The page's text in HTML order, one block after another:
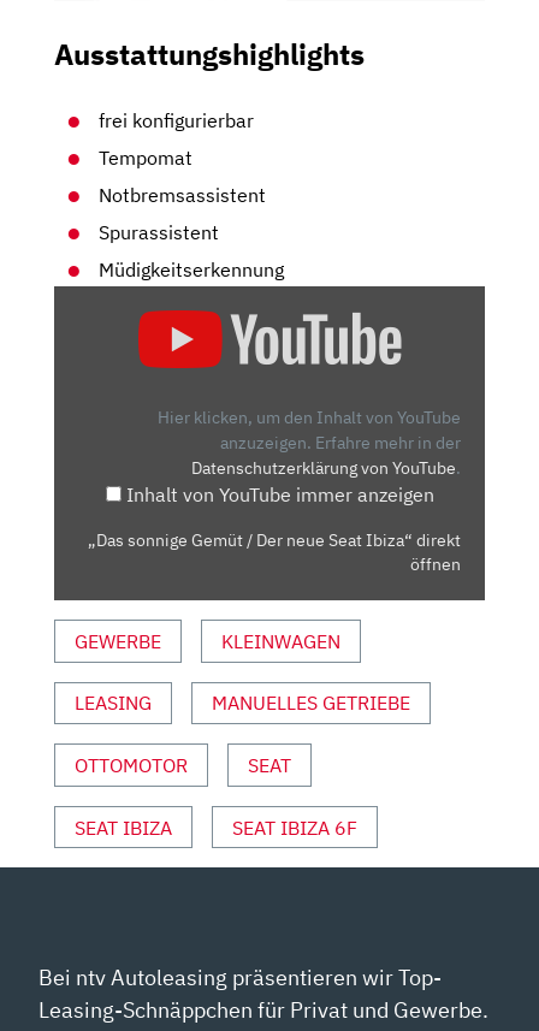
Ausstattungshighlights
frei konfigurierbar
Tempomat
Notbremsassistent
Spurassistent
Müdigkeitserkennung
IBIZA“
Hier klicken, um den Inhalt von YouTube
anzuzeigen. Erfahre mehr in der
Datenschutzerklärung von YouTube.
Inhalt von YouTube immer anzeigen
„Das sonnige Gemüt / Der neue Seat Ibiza“ direkt
öffnen
GEWERBE KLEINWAGEN
LEASING MANUELLES GETRIEBE
OTTOMOTOR SEAT
SEAT IBIZA SEAT IBIZA 6F
Bei ntv Autoleasing präsentieren wir Top-
Leasing-Schnäppchen für Privat und Gewerbe.